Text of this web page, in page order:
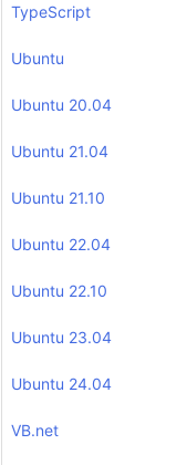
TypeScript
Ubuntu
Ubuntu 20.04
Ubuntu 21.04
Ubuntu 21.10
Ubuntu 22.04
Ubuntu 22.10
Ubuntu 23.04
Ubuntu 24.04
VB.net